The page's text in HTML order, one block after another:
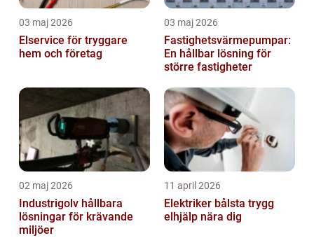
03 maj 2026
Elservice för tryggare
hem och företag
03 maj 2026
Fastighetsvärmepumpar:
En hållbar lösning för
större fastigheter
02 maj 2026
Industrigolv hållbara
lösningar för krävande
miljöer
11 april 2026
Elektriker bålsta trygg
elhjälp nära dig